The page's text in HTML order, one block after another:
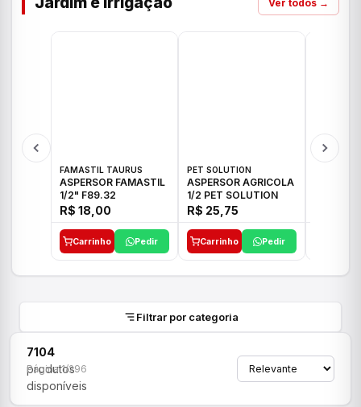
Ver todos →
FAMASTIL TAURUS
ASPERSOR FAMASTIL
1/2" F89.32
R$ 18,00
Carrinho Pedir
PET SOLUTION
ASPERSOR AGRICOLA
1/2 PET SOLUTION
R$ 25,75
Carrinho Pedir
Filtrar por categoria
7104
produtos
disponíveis
Página 1/296